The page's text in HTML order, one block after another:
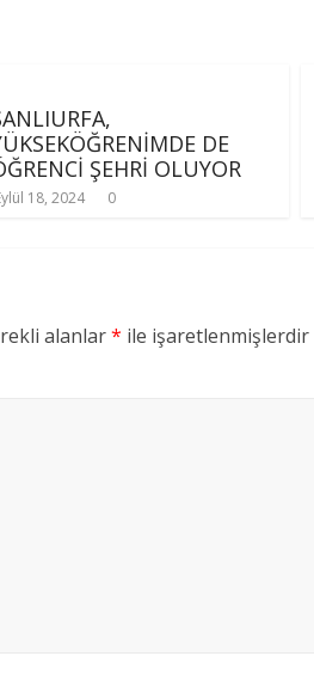
DE
ŞEHRİ OLUYOR
18, 2024 0
alanlar* ile işaretlenmişlerdir